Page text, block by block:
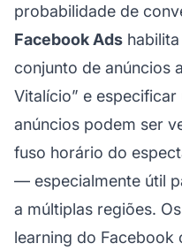
probabilidade de
Facebook Ads
conjunto de anúncios
Vitalício” e
anúncios podem ser
fuso horário do
— especialmente útil
a múltiplas regiões.
learning do Facebook